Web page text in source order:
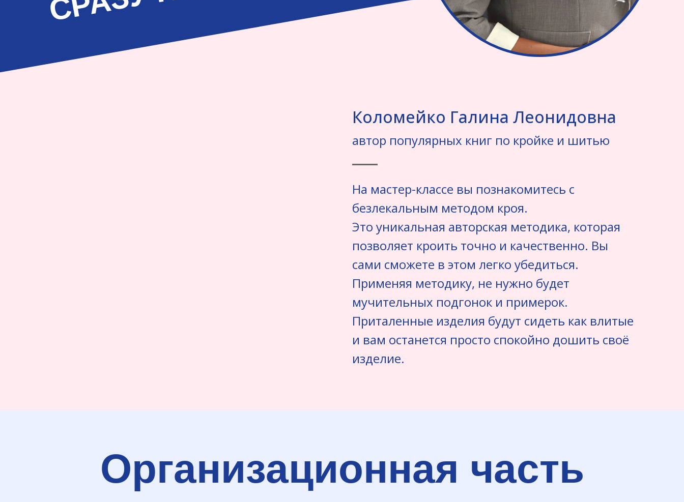
Коломейко Галина Леонидовна
автор популярных книг по кройке и шитью
На мастер-классе вы познакомитесь с
безлекальным методом кроя.
Это уникальная авторская методика, которая
позволяет кроить точно и качественно. Вы
сами сможете в этом легко убедиться.
Применяя методику, не нужно будет
мучительных подгонок и примерок.
Приталенные изделия будут сидеть как влитые
и вам останется просто спокойно дошить своё
изделие.
Организационная часть